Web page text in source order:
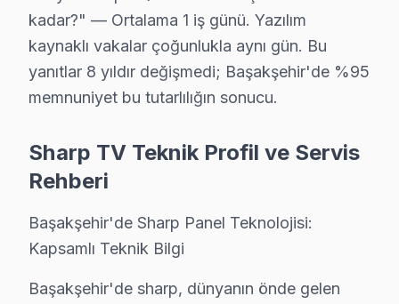
• Resmi fatura + garanti belgesi (kağıt/dijital)
Başakşehir'de garanti süreci nasıl işler?
Onarım bittikten sonra Başakşehir servisimizde
Başakşehir'da Sharp servisi sonrası güvende olun.
Arızalı televizyonlarınız günlük yaşamınızı
• Ortalama 1-2 saat içinde Başakşehir adresinize
• Başakşehir stoğumuzda hazır yedek parça ile tek
• Başakşehir genelinde hafta sonu ve tatil günlerinde
kadar?" — Ortalama 1 iş günü. Yazılım
kaynaklı vakalar çoğunlukla aynı gün. Bu
yanıtlar 8 yıldır değişmedi; Başakşehir'de %95
memnuniyet bu tutarlılığın sonucu.
Sharp TV Teknik Profil ve Servis
Rehberi
Başakşehir'de Sharp Panel Teknolojisi:
Kapsamlı Teknik Bilgi
Başakşehir'de sharp, dünyanın önde gelen